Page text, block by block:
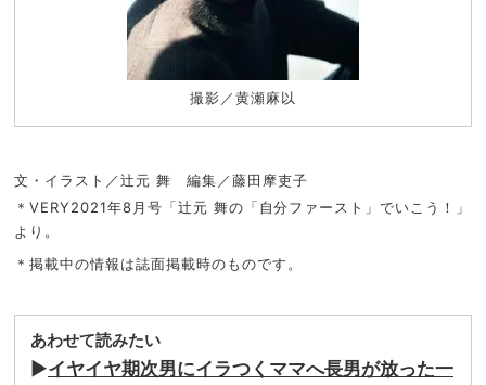
撮影／黄瀬麻以
文・イラスト／辻元 舞 編集／藤田摩吏子
＊VERY2021年8月号「辻元 舞の「自分ファースト」でいこう！」
より。
＊掲載中の情報は誌面掲載時のものです。
あわせて読みたい
▶イヤイヤ期次男にイラつくママへ長男が放った一